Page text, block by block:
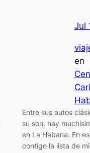
Jul
en
Entre sus autos
su son, hay
en La Habana. En
contigo la lista de